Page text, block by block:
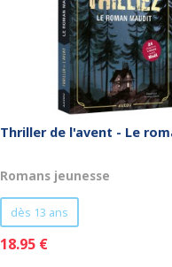
Thriller de l'avent - Le
Romans jeunesse
dès 13 ans
18.95 €